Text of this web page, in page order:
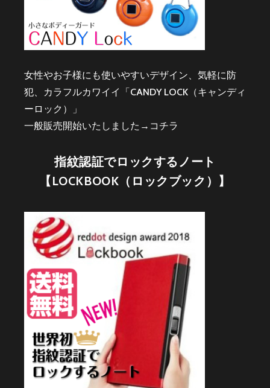
女性やお子様にも使いやすいデザイン、気軽に防
犯、カラフルカワイイ「CANDY LOCK（キャンディ
ーロック）」
一般販売開始いたしました→ コチラ
指紋認証でロックするノート
【LOCKBOOK（ロックブック）】